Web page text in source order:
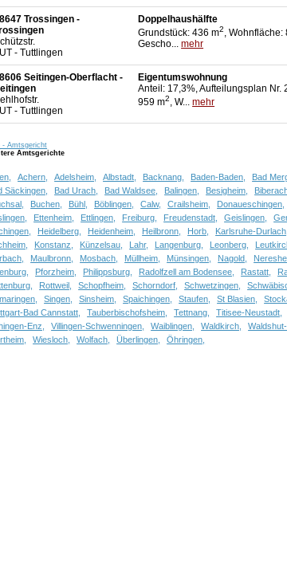
Trossingen -
- Tuttlingen
Doppelhaushälfte
Grundstück: 436 m2, Wohnfläche:
Gescho...mehr
Seitingen-Oberflacht -
- Tuttlingen
Eigentumswohnung
Anteil: 17,3%, Aufteilungsplan Nr.
959 m2, W...mehr
- Amtsgericht
Amtsgerichte
Achern, Adelsheim, Albstadt, Backnang, Baden-Baden, Bad
Säckingen,
Bad Urach, Bad Waldsee, Balingen, Besigheim,
Buchen, Bühl, Böblingen, Calw, Crailsheim, Donaueschingen,
Ettenheim, Ettlingen, Freiburg, Freudenstadt, Geislingen,
Heidelberg, Heidenheim, Heilbronn, Horb, Karlsruhe-Durlach,
Konstanz, Künzelsau, Lahr, Langenburg, Leonberg,
Maulbronn, Mosbach, Müllheim, Münsingen, Nagold,
Pforzheim, Philippsburg, Radolfzell am Bodensee, Rastatt,
Rottweil, Schopfheim, Schorndorf, Schwetzingen,
Singen, Sinsheim, Spaichingen, Staufen, St Blasien,
Bad Cannstatt,
Tauberbischofsheim, Tettnang, Titisee-Neustadt,
Enz,
Villingen-Schwenningen, Waiblingen, Waldkirch,
Wiesloch, Wolfach, Überlingen, Öhringen,